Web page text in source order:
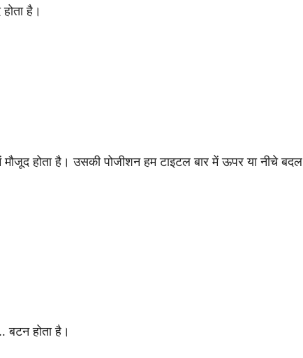
है।
होता है। उसकी पोजीशन हम टाइटल बार में ऊपर या नीचे बदल
होता है।